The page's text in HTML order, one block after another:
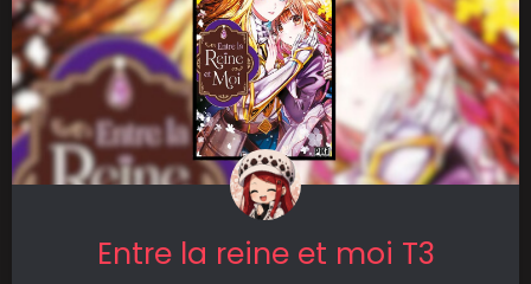
Entre la reine et moi T3